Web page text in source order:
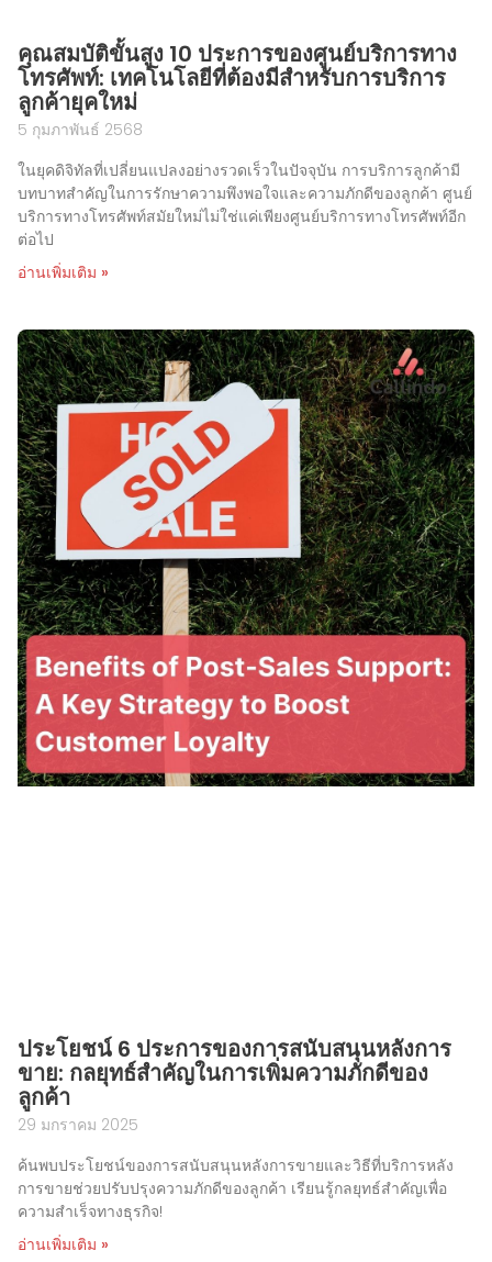
คุณสมบัติขั้นสูง 10 ประการของศูนย์บริการทาง
โทรศัพท์: เทคโนโลยีที่ต้องมีสำหรับการบริการ
ลูกค้ายุคใหม่
5 กุมภาพันธ์ 2568
ในยุคดิจิทัลที่เปลี่ยนแปลงอย่างรวดเร็วในปัจจุบัน การบริการลูกค้ามี
บทบาทสำคัญในการรักษาความพึงพอใจและความภักดีของลูกค้า ศูนย์
บริการทางโทรศัพท์สมัยใหม่ไม่ใช่แค่เพียงศูนย์บริการทางโทรศัพท์อีก
ต่อไป
อ่านเพิ่มเติม »
ประโยชน์ 6 ประการของการสนับสนุนหลังการ
ขาย: กลยุทธ์สำคัญในการเพิ่มความภักดีของ
ลูกค้า
29 มกราคม 2025
ค้นพบประโยชน์ของการสนับสนุนหลังการขายและวิธีที่บริการหลัง
การขายช่วยปรับปรุงความภักดีของลูกค้า เรียนรู้กลยุทธ์สำคัญเพื่อ
ความสำเร็จทางธุรกิจ!
อ่านเพิ่มเติม »